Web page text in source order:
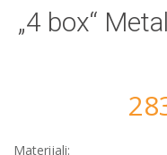
„4 box“
Materijali: